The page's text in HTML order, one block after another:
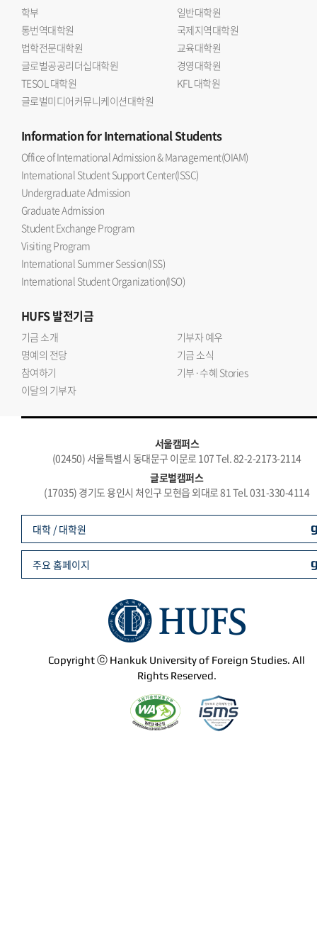
학부
일반대학원
통번역대학원
국제지역대학원
법학전문대학원
교육대학원
글로벌공공리더십대학원
경영대학원
TESOL 대학원
KFL 대학원
글로벌미디어커뮤니케이션대학원
Informationfor International Students
Office of International Admission & Management(OIAM)
International Student Support Center(ISSC)
Undergraduate Admission
Graduate Admission
Student Exchange Program
Visiting Program
International Summer Session(ISS)
International Student Organization(ISO)
HUFS발전기금
기금 소개
기부자 예우
명예의 전당
기금 소식
참여하기
기부·수혜 Stories
이달의 기부자
서울캠퍼스
(02450) 서울특별시 동대문구 이문로 107 Tel. 82-2-2173-2114
글로벌캠퍼스
(17035) 경기도 용인시 처인구 모현읍 외대로 81 Tel. 031-330-4114
Copyright ⓒ Hankuk University of Foreign Studies. All
Rights Reserved.
대학 / 대학원
주요 홈페이지